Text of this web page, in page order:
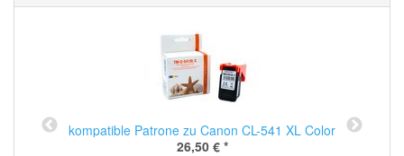
kompatible Patrone zu Canon CL-541 XL Color
26,50 € *